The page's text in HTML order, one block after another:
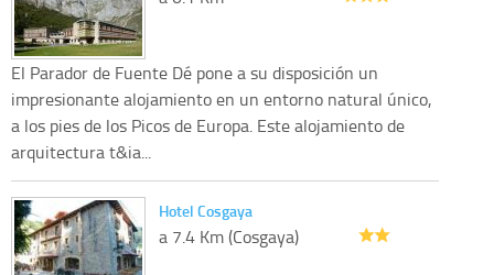
El Parador de Fuente Dé pone a su disposición un
impresionante alojamiento en un entorno natural único,
a los pies de los Picos de Europa. Este alojamiento de
arquitectura t&ia...
Hotel Cosgaya
a 7.4 Km (Cosgaya)